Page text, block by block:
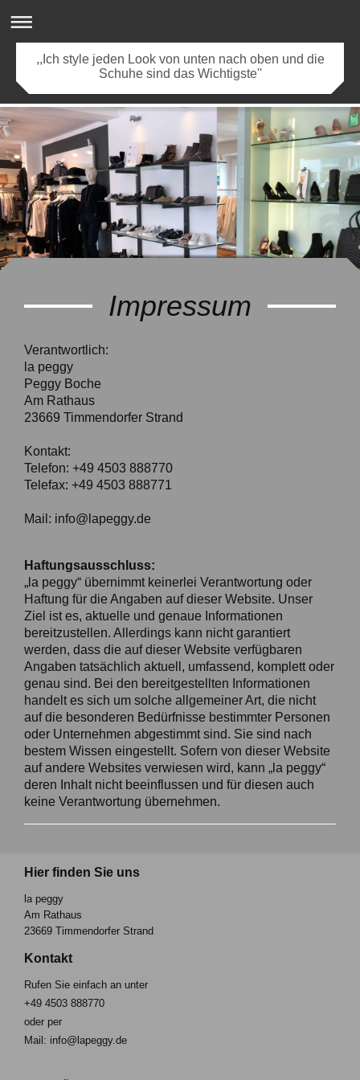
,,Ich style jeden Look von unten nach oben und die
Schuhe sind das Wichtigste''
Impressum
Verantwortlich:
la peggy
Peggy Boche
Am Rathaus
23669 Timmendorfer Strand
Kontakt:
Telefon: +49 4503 888770
Telefax: +49 4503 888771
Mail: info@lapeggy.de
Haftungsausschluss:
„la peggy“ übernimmt keinerlei Verantwortung oder
Haftung für die Angaben auf dieser Website. Unser
Ziel ist es, aktuelle und genaue Informationen
bereitzustellen. Allerdings kann nicht garantiert
werden, dass die auf dieser Website verfügbaren
Angaben tatsächlich aktuell, umfassend, komplett oder
genau sind. Bei den bereitgestellten Informationen
handelt es sich um solche allgemeiner Art, die nicht
auf die besonderen Bedürfnisse bestimmter Personen
oder Unternehmen abgestimmt sind. Sie sind nach
bestem Wissen eingestellt. Sofern von dieser Website
auf andere Websites verwiesen wird, kann „la peggy“
deren Inhalt nicht beeinflussen und für diesen auch
keine Verantwortung übernehmen.
Hier finden Sie uns
la peggy
Am Rathaus
23669 Timmendorfer Strand
Kontakt
Rufen Sie einfach an unter
+49 4503 888770
oder per
Mail: info@lapeggy.de